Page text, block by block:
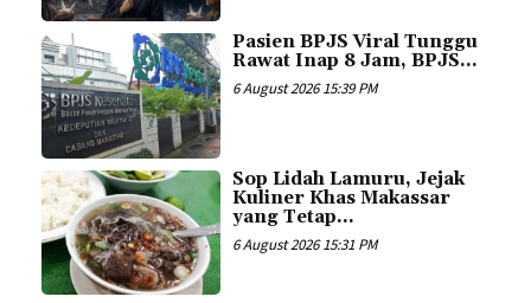
Pasien BPJS Viral Tunggu
Rawat Inap 8 Jam, BPJS...
6 August 2026 15:39 PM
Sop Lidah Lamuru, Jejak
Kuliner Khas Makassar
yang Tetap...
6 August 2026 15:31 PM